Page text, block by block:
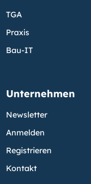
TGA
Praxis
Bau-IT
Unternehmen
Newsletter
Anmelden
Registrieren
Kontakt